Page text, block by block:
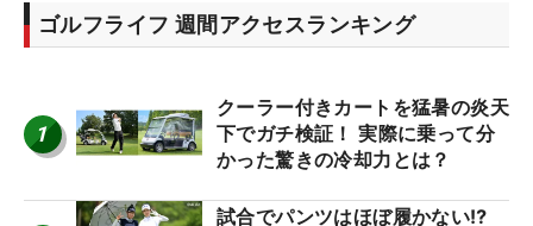
ゴルフライフ 週間アクセスランキング
1
クーラー付きカートを猛暑の炎天
下でガチ検証！ 実際に乗って分
かった驚きの冷却力とは？
試合でパンツはほぼ履かない⁉